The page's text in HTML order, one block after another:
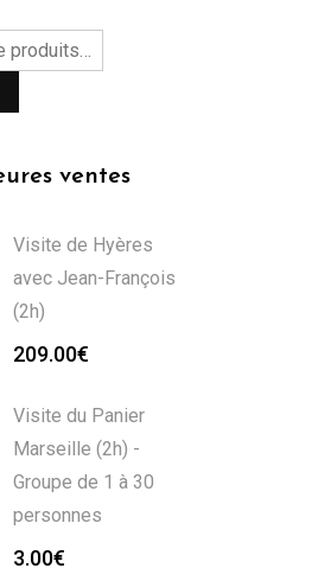
ventes
Visite de Hyères
avec Jean-François
(2h)
209.00€
Visite du Panier
Marseille (2h) -
Groupe de 1 à 30
personnes
3.00€